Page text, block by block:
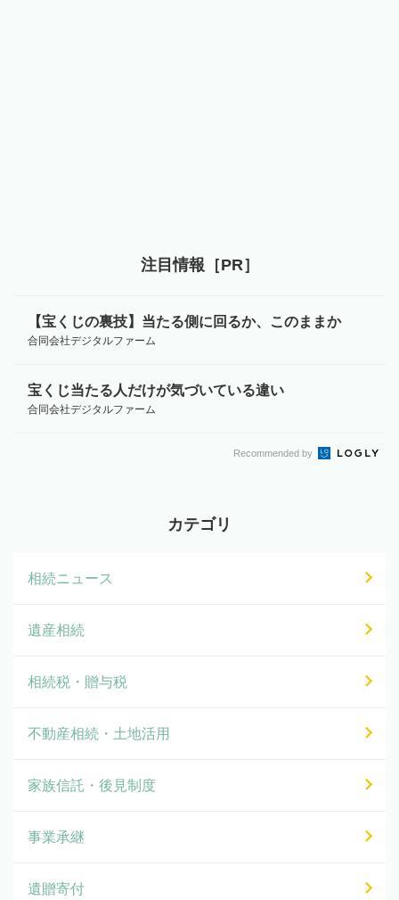
注目情報［PR］
【宝くじの裏技】当たる側に回るか、このままか
合同会社デジタルファーム
宝くじ当たる人だけが気づいている違い
合同会社デジタルファーム
Recommended by
カテゴリ
相続ニュース
遺産相続
相続税・贈与税
不動産相続・土地活用
家族信託・後見制度
事業承継
遺贈寄付